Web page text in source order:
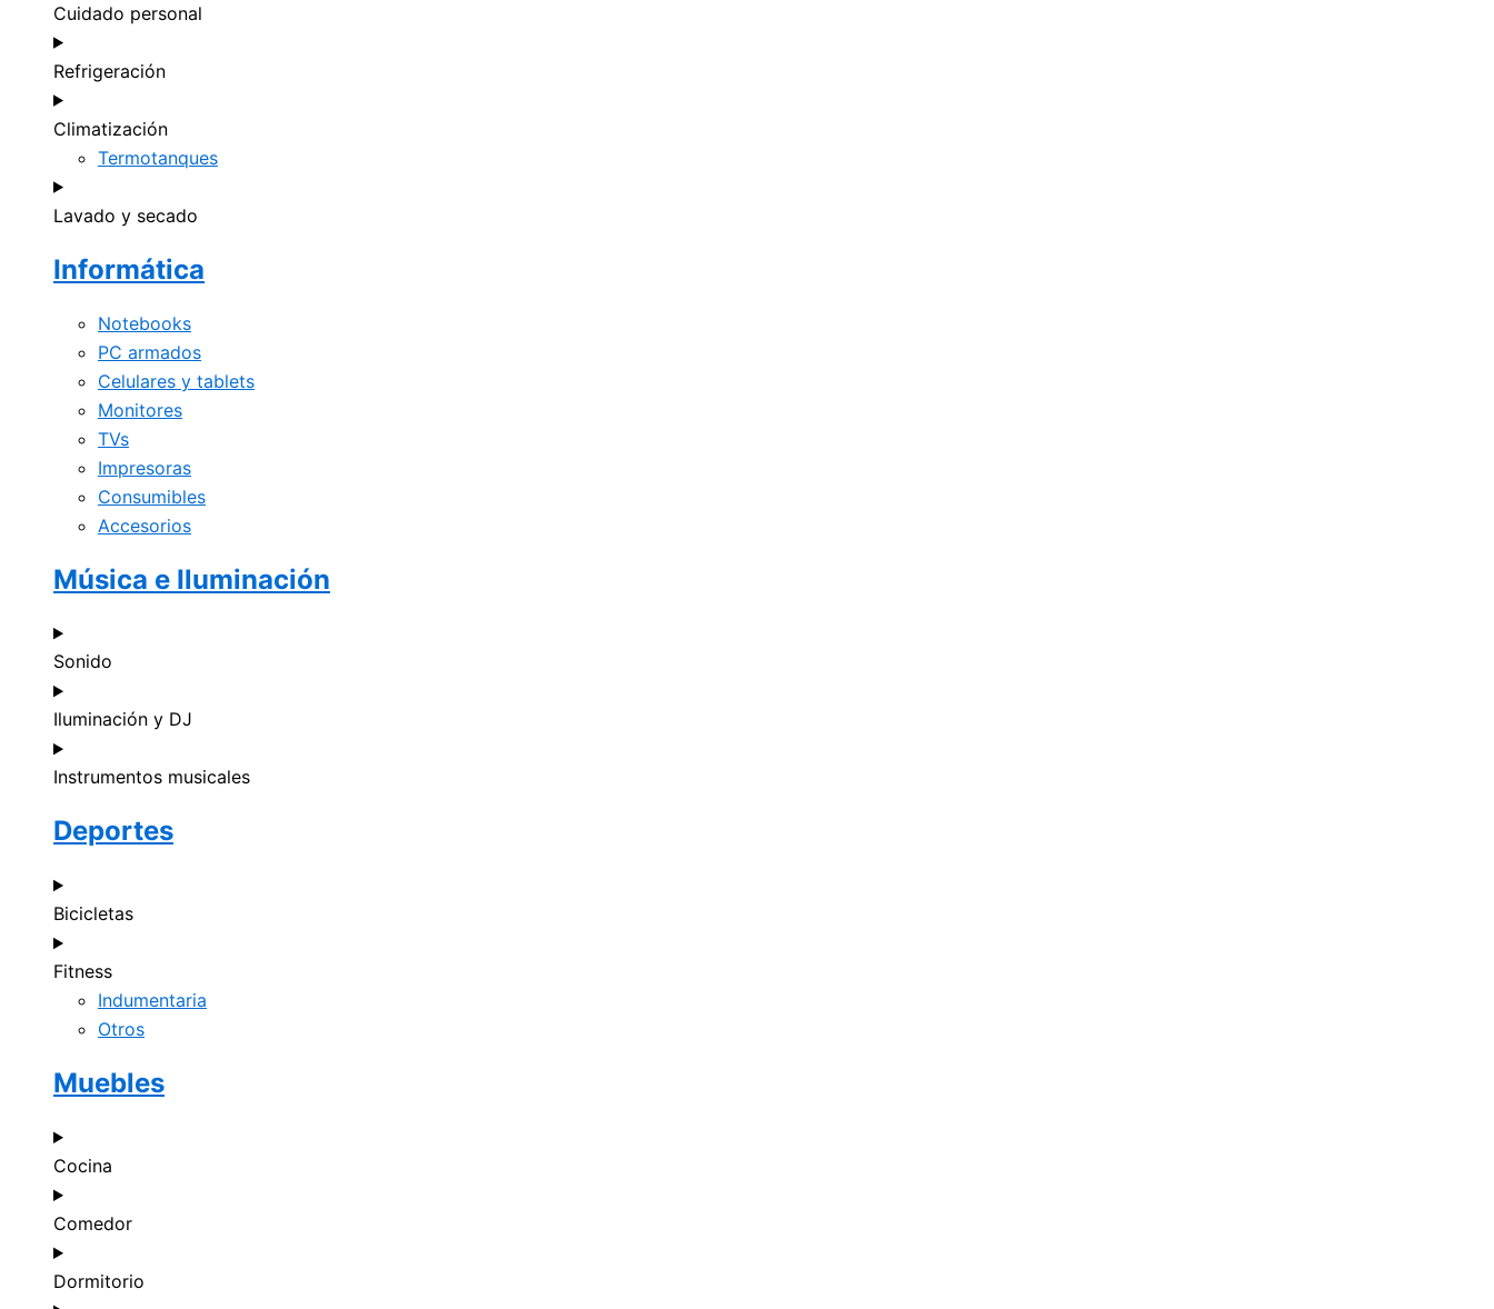
Cuidado personal
Refrigeración
Climatización
Termotanques
Lavado y secado
Informática
Notebooks
PC armados
Celulares y tablets
Monitores
TVs
Impresoras
Consumibles
Accesorios
Música e Iluminación
Sonido
Iluminación y DJ
Instrumentos musicales
Deportes
Bicicletas
Fitness
Indumentaria
Otros
Muebles
Cocina
Comedor
Dormitorio